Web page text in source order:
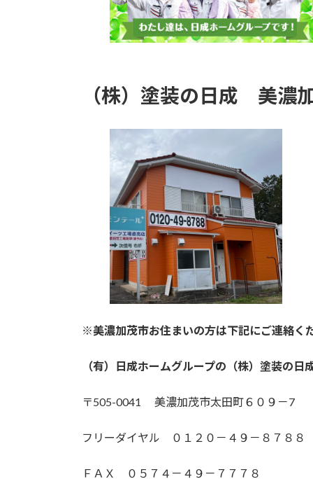
（株）塗装の日成 美濃
※美濃加茂市お住まいの方は下記にご連絡く
（有）日成ホームグループの（株）塗装の日
〒505-0041 美濃加茂市太田町６０９－7
フリーダイヤル ０１２０－４９－８７８８
ＦＡＸ ０５７４－４９－７７７８